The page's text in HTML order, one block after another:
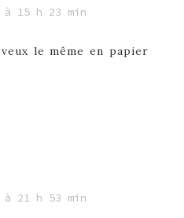
15 h 23 min
le même en papier
21 h 53 min